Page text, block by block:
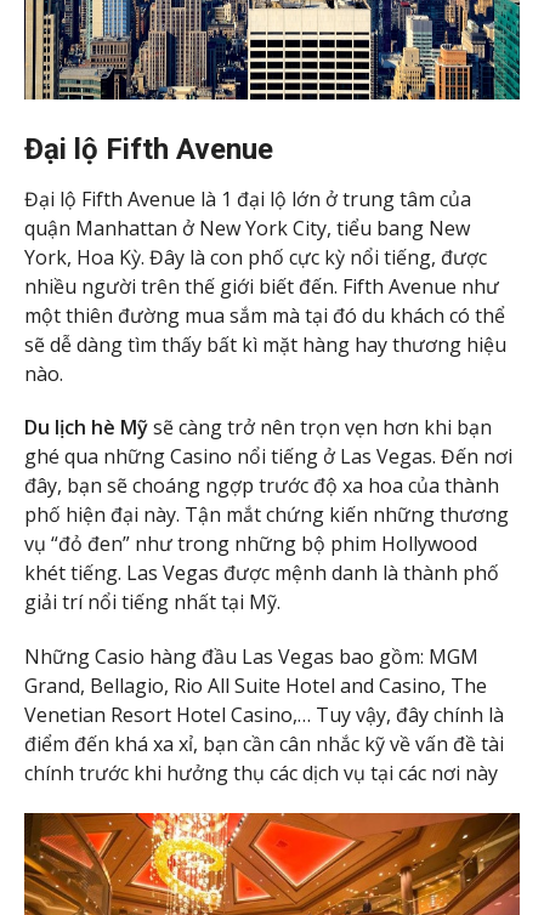
Đại lộ Fifth Avenue
Đại lộ Fifth Avenue là 1 đại lộ lớn ở trung tâm của
quận Manhattan ở New York City, tiểu bang New
York, Hoa Kỳ. Đây là con phố cực kỳ nổi tiếng, được
nhiều người trên thế giới biết đến. Fifth Avenue như
một thiên đường mua sắm mà tại đó du khách có thể
sẽ dễ dàng tìm thấy bất kì mặt hàng hay thương hiệu
nào.
Du lịch hè Mỹsẽ càng trở nên trọn vẹn hơn khi bạn
ghé qua những Casino nổi tiếng ở Las Vegas. Đến nơi
đây, bạn sẽ choáng ngợp trước độ xa hoa của thành
phố hiện đại này. Tận mắt chứng kiến những thương
vụ “đỏ đen” như trong những bộ phim Hollywood
khét tiếng. Las Vegas được mệnh danh là thành phố
giải trí nổi tiếng nhất tại Mỹ.
Những Casio hàng đầu Las Vegas bao gồm: MGM
Grand, Bellagio, Rio All Suite Hotel and Casino, The
Venetian Resort Hotel Casino,… Tuy vậy, đây chính là
điểm đến khá xa xỉ, bạn cần cân nhắc kỹ về vấn đề tài
chính trước khi hưởng thụ các dịch vụ tại các nơi này